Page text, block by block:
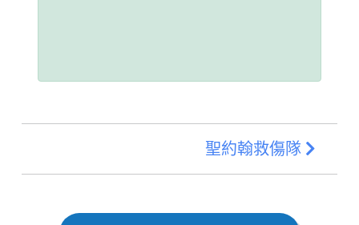
聖約翰救傷隊